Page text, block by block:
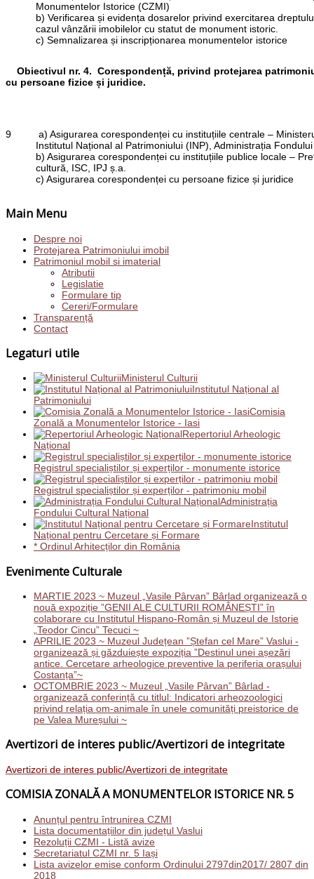
Monumentelor Istorice (CZMI)
b) Verificarea și evidența dosarelor privind exercitarea
cazul vânzării imobilelor cu statut de monument istoric.
c) Semnalizarea și inscripționarea monumentelor istorice
Obiectivul nr. 4. Corespondență, privind protejarea
cu persoane fizice și juridice.
9
a) Asigurarea corespondenței cu instituțiile centrale –
Institutul Național al Patrimoniului (INP), Administrația
b) Asigurarea corespondenței cu instituțiile publice locale –
cultură, ISC, IPJ ș.a.
c) Asigurarea corespondenței cu persoane fizice și juridice
Main Menu
Despre noi
Protejarea Patrimoniului imobil
Patrimoniul mobil si imaterial
Atributii
Legislatie
Formulare tip
Cereri/Formulare
Transparență
Contact
Legaturi utile
Ministerul Culturii
Institutul Național al
Patrimoniului
Comisia
Zonală a Monumentelor Istorice - Iasi
Repertoriul Arheologic
Național
Registrul specialiștilor și experților - monumente istorice
Registrul specialiștilor și experților - patrimoniu mobil
Administrația
Fondului Cultural Național
Institutul
Național pentru Cercetare și Formare
* Ordinul Arhitecților din România
Evenimente Culturale
MARTIE 2023 ~ Muzeul „Vasile Pârvan” Bârlad organizează o
nouă expoziție ”GENII ALE CULTURII ROMÂNEȘTI” în
colaborare cu Institutul Hispano-Român și Muzeul de Istorie
„Teodor Cincu” Tecuci ~
APRILIE 2023 ~ Muzeul Județean ”Ștefan cel Mare” Vaslui -
organizează și găzduiește expoziția ”Destinul unei așezări
antice. Cercetare arheologice preventive la periferia orașului
Costanța”~
OCTOMBRIE 2023 ~ Muzeul „Vasile Pârvan” Bârlad -
organizează conferință cu titlul: Indicatori arheozoologici
privind relația om-animale în unele comunități preistorice de
pe Valea Mureșului ~
Avertizori de interes public/Avertizori de integritate
Avertizori de interes public/Avertizori de integritate
COMISIA ZONALĂ A MONUMENTELOR ISTORICE NR. 5
Anunțul pentru întrunirea CZMI
Lista documentațiilor din județul Vaslui
Rezoluții CZMI - Listă avize
Secretariatul CZMI nr. 5 Iași
Lista avizelor emise conform Ordinului 2797din2017/ 2807 din
2018